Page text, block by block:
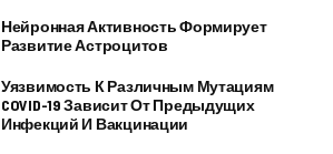
Нейронная Активность Формирует
Развитие Астроцитов
Уязвимость К Различным Мутациям
COVID-19 Зависит От Предыдущих
Инфекций И Вакцинации